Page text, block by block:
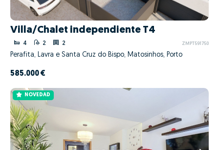
Villa/Chalet independiente T4
4 2 2 ZMPT591750
Perafita, Lavra e Santa Cruz do Bispo, Matosinhos, Porto
585.000 €
NOVEDAD